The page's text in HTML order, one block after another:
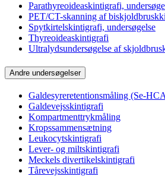
Parathyreoideaskintigrafi,
PET/CT-skanning af
Spytkirtelskintigrafi, undersøgelse
Thyreoideaskintigrafi
Ultralydsundersøgelse af
Andre undersøgelser
Galdesyreretentionsmåling (Se-
Galdevejsskintigrafi
Kompartmenttrykmåling
Kropssammensætning
Leukocytskintigrafi
Lever- og miltskintigrafi
Meckels divertikelskintigrafi
Tårevejsskintigrafi